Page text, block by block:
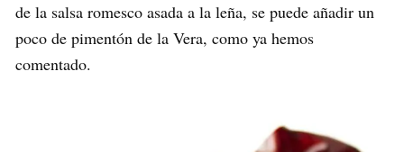
de la salsa romesco asada a la leña, se puede añadir un
poco de pimentón de la Vera, como ya hemos
comentado.